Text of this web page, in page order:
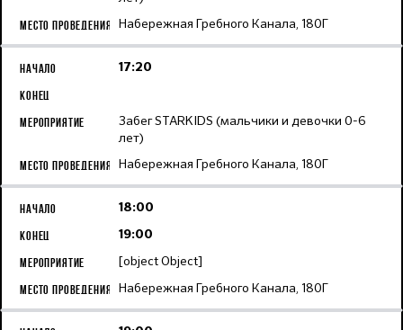
Набережная Гребного Канала, 180Г
17:20
Забег STARKIDS (мальчики и девочки 0-6
лет)
Набережная Гребного Канала, 180Г
18:00
19:00
[object Object]
Набережная Гребного Канала, 180Г